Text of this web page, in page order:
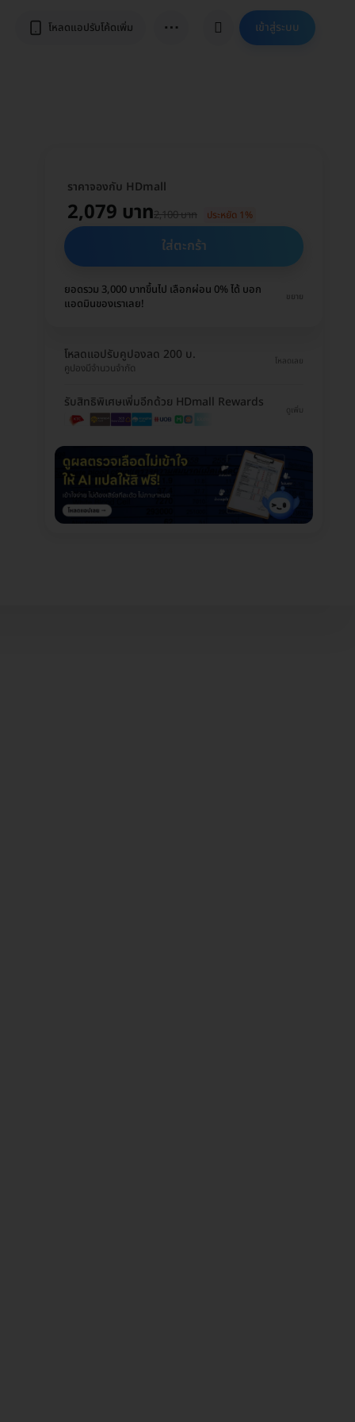
โหลดแอปรับโค้ดเพิ่ม ⋯ เข้าสู่ระบบ
ราคาจองกับ HDmall
2,079 บาท2,100 บาท ประหยัด 1%
ใส่ตะกร้า
ยอดรวม 3,000 บาทขึ้นไป เลือกผ่อน 0% ได้ บอก
แอดมินของเราเลย!
ขยาย
โหลดแอปรับคูปองลด 200 บ.
คูปองมีจำนวนจำกัด
โหลดเลย
รับสิทธิพิเศษเพิ่มอีกด้วย HDmall Rewards
ดูเพิ่ม